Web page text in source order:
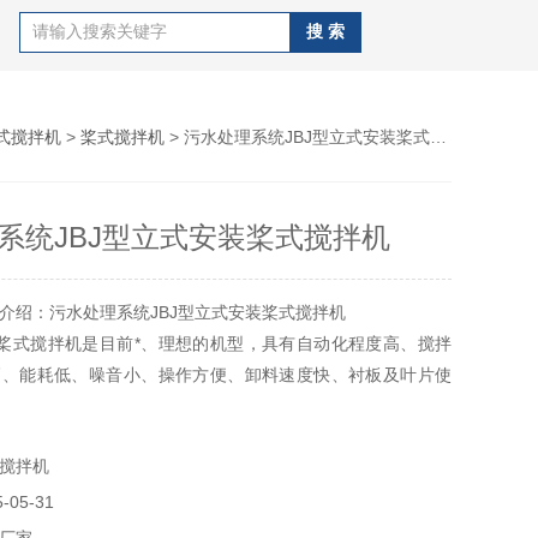
搅拌机 > 桨式搅拌机 > 污水处理系统JBJ型立式安装桨式搅拌机
统JBJ型立式安装桨式搅拌机
绍：污水处理系统JBJ型立式安装桨式搅拌机
式搅拌机是目前*、理想的机型，具有自动化程度高、搅拌
能耗低、噪音小、操作方便、卸料速度快、衬板及叶片使
拌机
05-31